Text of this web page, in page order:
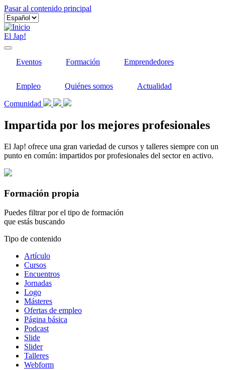
Pasar al contenido principal
El Jap!
Eventos Formación Emprendedores
Empleo Quiénes somos Actualidad
Comunidad
Impartida por los mejores profesionales
El Jap! ofrece una gran variedad de cursos y talleres siempre con un
punto en común: impartidos por profesionales del sector en activo.
Formación propia
Puedes filtrar por el tipo de formación
que estás buscando
Tipo de contenido
Artículo
Cursos
Encuentros
Jornadas
Logo
Másteres
Ofertas de empleo
Página básica
Podcast
Slide
Slider
Talleres
Webform